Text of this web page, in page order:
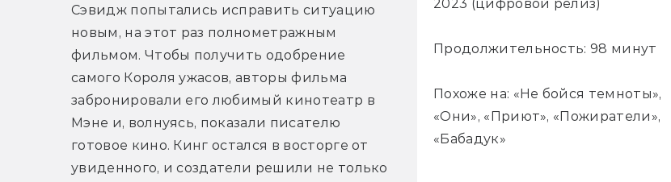
2023 (цифровой релиз)
Продолжительность: 98 минут
Похоже на: «Не бойся темноты»,
«Они», «Приют», «Пожиратели»,
«Бабадук»
Сэвидж попытались исправить ситуацию
новым, на этот раз полнометражным
фильмом. Чтобы получить одобрение
самого Короля ужасов, авторы фильма
забронировали его любимый кинотеатр в
Мэне и, волнуясь, показали писателю
готовое кино. Кинг остался в восторге от
увиденного, и создатели решили не только